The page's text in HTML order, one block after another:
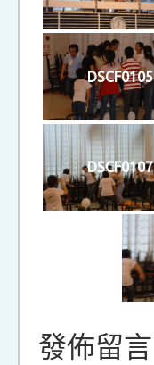
DSCF0105
DSCF0107
發佈留言